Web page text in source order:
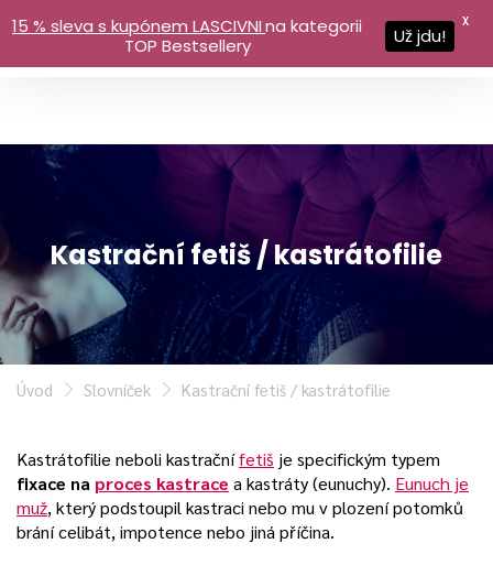
Kastrační fetiš / kastrátofilie
Úvod Slovníček Kastrační fetiš / kastrátofilie
Kastrátofilie neboli kastračnífetiš je specifickým typem
fixace na proces kastrace a kastráty (eunuchy). Eunuch je
muž, který podstoupil kastraci nebo mu v plození potomků
brání celibát, impotence nebo jiná příčina.
15 % sleva s kupónem LASCIVNIna kategorii
TOP Bestsellery
Už jdu!
X